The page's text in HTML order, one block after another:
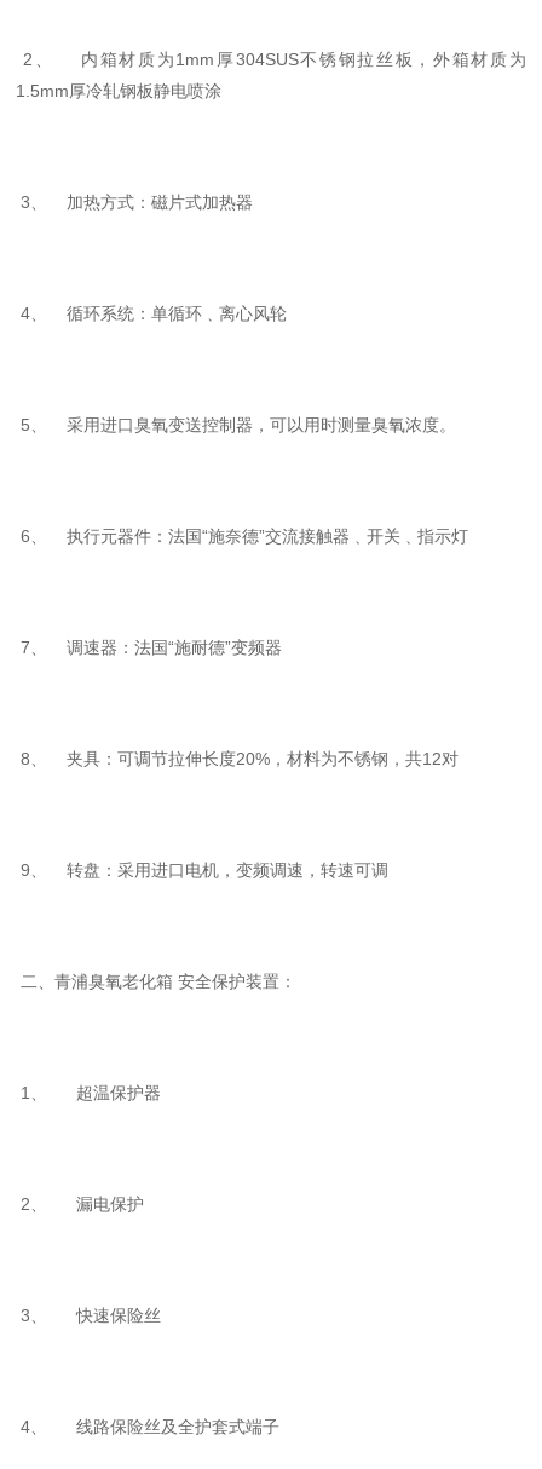
2、 内箱材质为1mm厚304SUS不锈钢拉丝板，外箱材质为
1.5mm厚冷轧钢板静电喷涂
3、 加热方式：磁片式加热器
4、 循环系统：单循环﹑离心风轮
5、 采用进口臭氧变送控制器，可以用时测量臭氧浓度。
6、 执行元器件：法国“施奈德”交流接触器﹑开关﹑指示灯
7、 调速器：法国“施耐德”变频器
8、 夹具：可调节拉伸长度20%，材料为不锈钢，共12对
9、 转盘：采用进口电机，变频调速，转速可调
二、青浦臭氧老化箱 安全保护装置：
1、 超温保护器
2、 漏电保护
3、 快速保险丝
4、 线路保险丝及全护套式端子